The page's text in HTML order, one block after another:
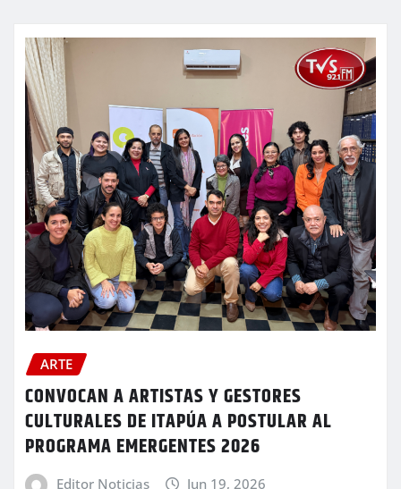
ARTE
CONVOCAN A ARTISTAS Y GESTORES
CULTURALES DE ITAPÚA A POSTULAR AL
PROGRAMA EMERGENTES 2026
Editor Noticias Jun 19, 2026